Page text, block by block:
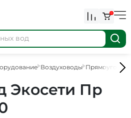
0
Воздуховоды
Экосети Пр